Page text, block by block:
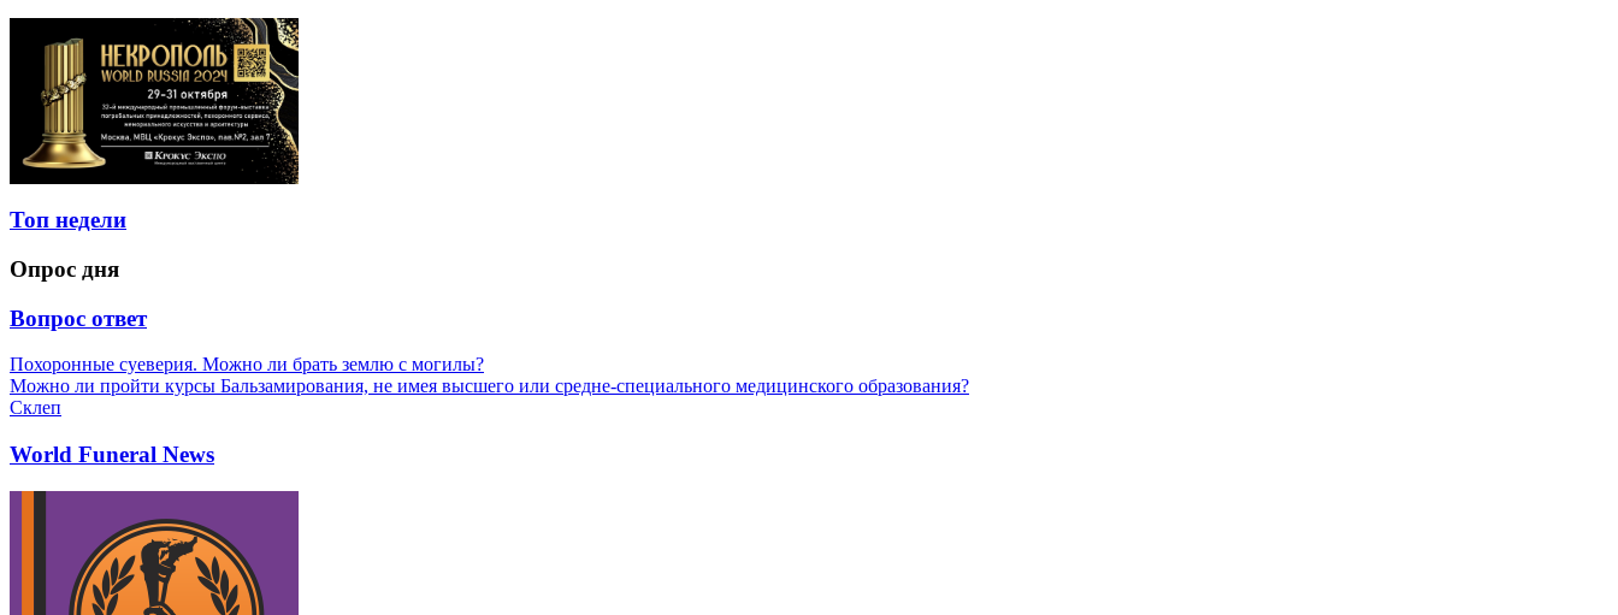
Топ недели
Опрос дня
Вопрос ответ
Похоронные суеверия. Можно ли брать землю с могилы?
Можно ли пройти курсы Бальзамирования, не имея высшего или средне-специального медицинского образования?
Склеп
World Funeral News